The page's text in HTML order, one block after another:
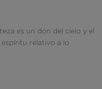
es un don del cielo y el
relativo a lo